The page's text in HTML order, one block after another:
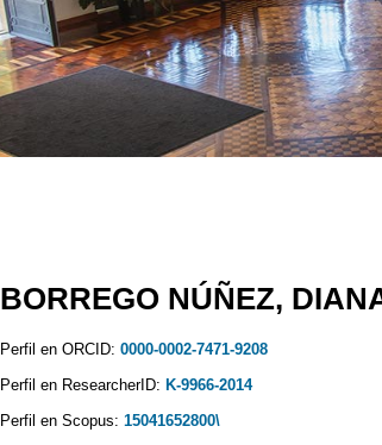
BORREGO NÚÑEZ,
Perfil en ORCID: 0000-0002-7471-9208
Perfil en ResearcherID: K-9966-2014
Perfil en Scopus: 15041652800\